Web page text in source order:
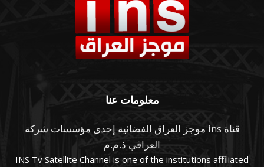
معلومات عنا
قناة ins موجز العراق الفضائية إحدى مؤسسات شركة
العراقي ذ.م.م
INS Tv Satellite Channel is one of the institutions affiliated